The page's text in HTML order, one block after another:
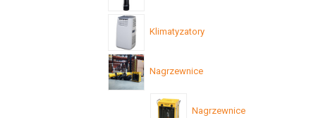
Klimatyzatory
Nagrzewnice
Nagrzewnice